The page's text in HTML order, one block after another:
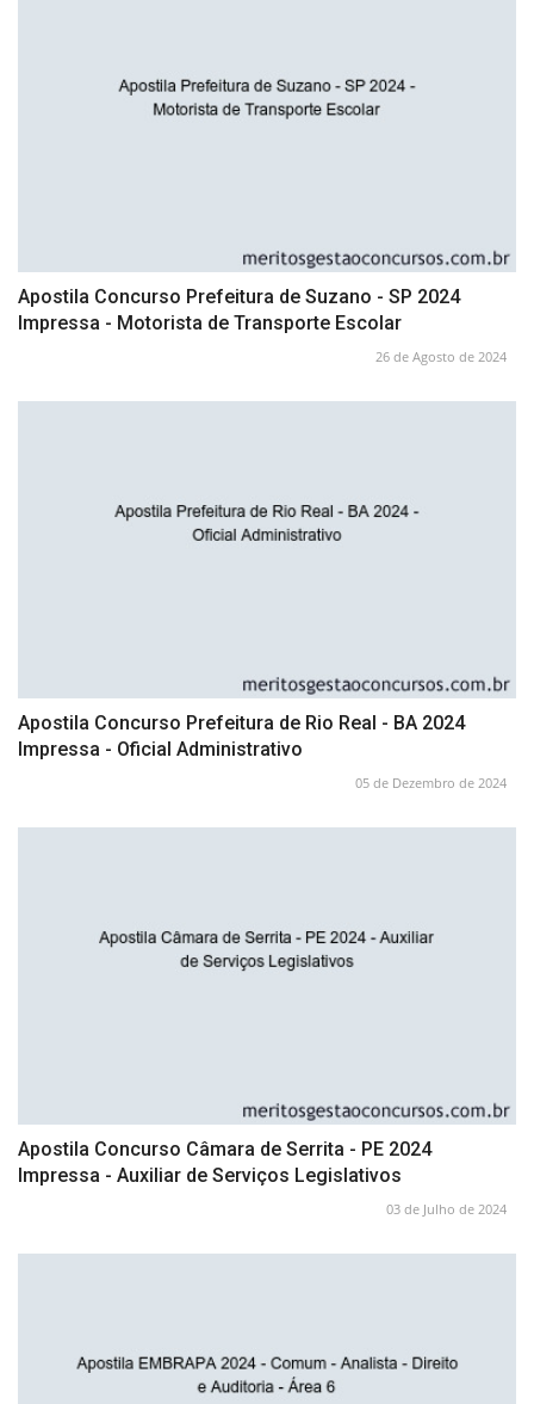
Apostila Concurso Prefeitura de Suzano - SP 2024
Impressa - Motorista de Transporte Escolar
26 de Agosto de 2024
Apostila Concurso Prefeitura de Rio Real - BA 2024
Impressa - Oficial Administrativo
05 de Dezembro de 2024
Apostila Concurso Câmara de Serrita - PE 2024
Impressa - Auxiliar de Serviços Legislativos
03 de Julho de 2024